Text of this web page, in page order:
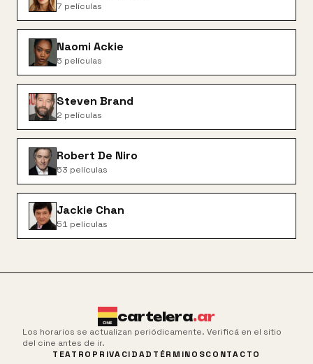
7 películas
Naomi Ackie
5 películas
Steven Brand
2 películas
Robert De Niro
53 películas
Jackie Chan
51 películas
cartelera.ar
Los horarios se actualizan periódicamente. Verificá en el sitio
del cine antes de ir.
TEATRO PRIVACIDAD TÉRMINOSCONTACTO